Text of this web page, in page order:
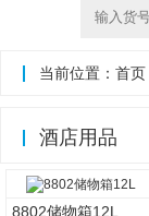
当前位置： 首页
酒店用品
8802储物箱12L